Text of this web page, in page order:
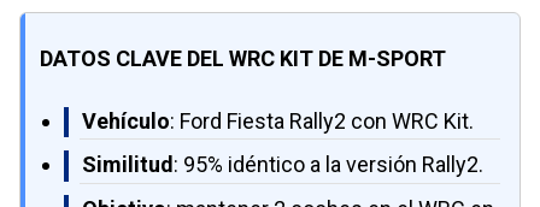
DATOS CLAVE DEL WRC KIT DE M-SPORT
Vehículo: Ford Fiesta Rally2 con WRC Kit.
Similitud: 95% idéntico a la versión Rally2.